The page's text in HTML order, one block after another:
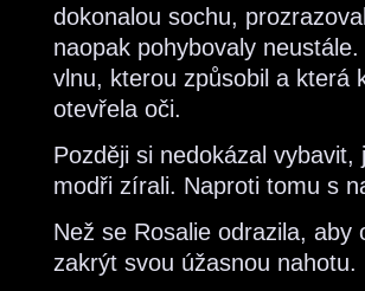
dokonalou sochu,
naopak pohybovaly
vlnu, kterou způsobil a která
otevřela oči.
Později si nedokázal
modři zírali. Naproti tomu s
Než se Rosalie odrazila, aby
zakrýt svou úžasnou nahotu.